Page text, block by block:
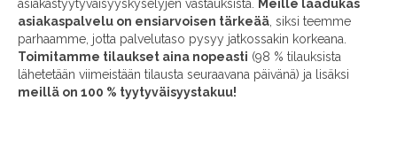
asiakastyytyväisyyskyselyjen vastauksista.
Meille laadukas
asiakaspalvelu on ensiarvoisen tärkeää , siksi teemme
parhaamme, jotta palvelutaso pysyy jatkossakin korkeana.
Toimitamme tilaukset aina nopeasti (98 % tilauksista
lähetetään viimeistään tilausta seuraavana päivänä) ja lisäksi
meillä on 100 % tyytyväisyystakuu!